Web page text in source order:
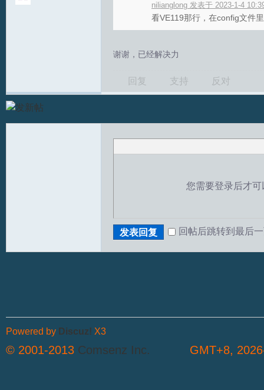
R
中
nilianglong 发表于 2023-1-4
看VE119那行，在config文件
谢谢，已经解决力
回复 支持 反对
您需要登录后才
发表回复 回帖后跳转到最后
GMT+8,
Powered by Discuz! X3
© 2001-2013 Comsenz Inc.